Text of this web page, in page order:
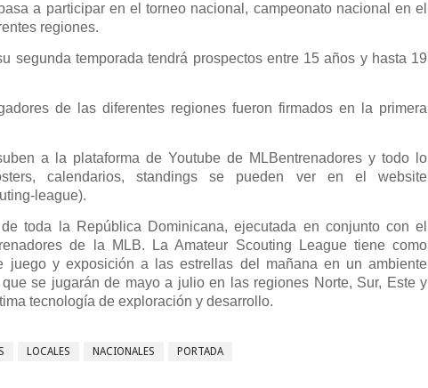
a participar en el torneo nacional, campeonato nacional en el
regiones.
segunda temporada tendrá prospectos entre 15 años y hasta 19
de las diferentes regiones fueron firmados en la primera
a la plataforma de Youtube de MLBentrenadores y todo lo
calendarios, standings se pueden ver en el website
league).
toda la República Dominicana, ejecutada en conjunto con el
de la MLB. La Amateur Scouting League tiene como
juego y exposición a las estrellas del mañana en un ambiente
se jugarán de mayo a julio en las regiones Norte, Sur, Este y
tecnología de exploración y desarrollo.
LOCALES NACIONALES PORTADA